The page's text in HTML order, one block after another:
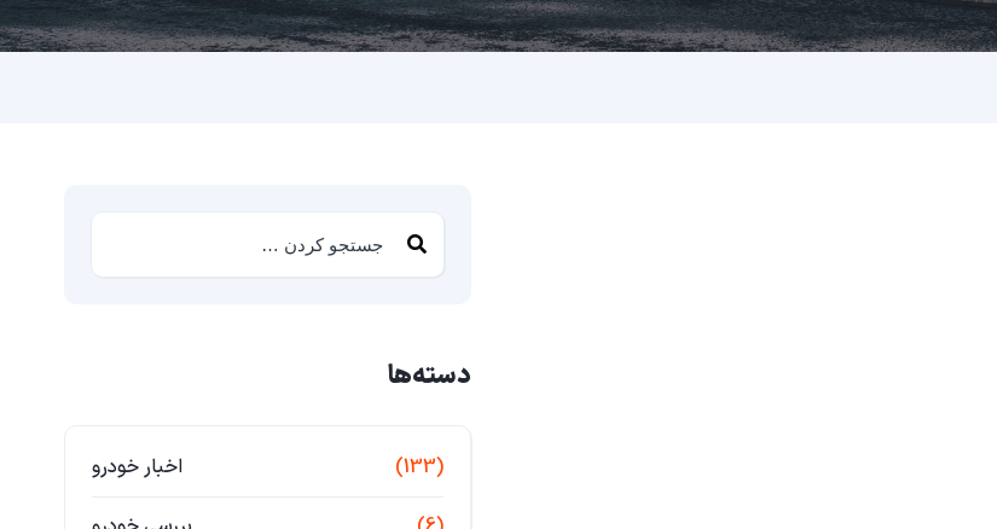
دسته‌ها
اخبار خودرو (133)